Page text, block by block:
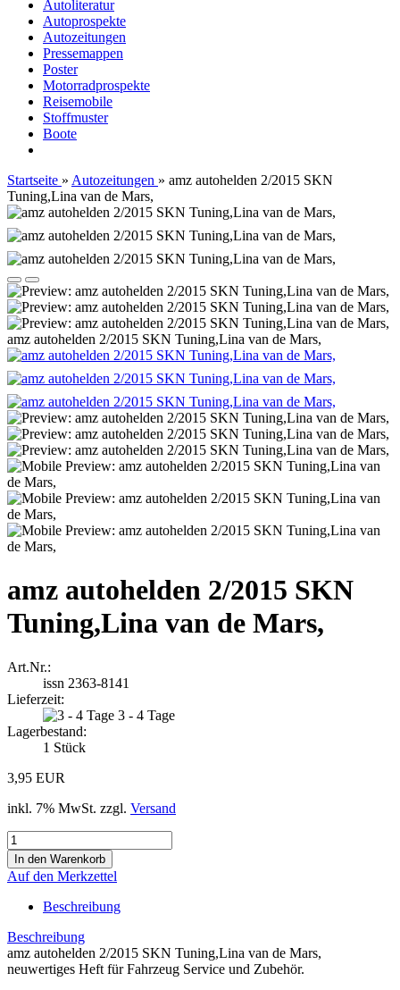
Autoliteratur
Autoprospekte
Autozeitungen
Pressemappen
Poster
Motorradprospekte
Reisemobile
Stoffmuster
Boote
Startseite » Autozeitungen » amz autohelden 2/2015 SKN
Tuning,Lina van de Mars,
amz autohelden 2/2015 SKN Tuning,Lina van de Mars,
amz autohelden 2/2015 SKN
Tuning,Lina van de Mars,
Art.Nr.:
issn 2363-8141
Lieferzeit:
3 - 4 Tage
Lagerbestand:
1 Stück
3,95 EUR
inkl. 7% MwSt. zzgl. Versand
Auf den Merkzettel
Beschreibung
Beschreibung
amz autohelden 2/2015 SKN Tuning,Lina van de Mars,
neuwertiges Heft für Fahrzeug Service und Zubehör.